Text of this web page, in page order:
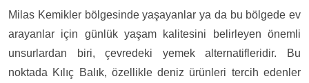
Milas Kemikler bölgesinde yaşayanlar ya da bu bölgede ev
arayanlar için günlük yaşam kalitesini belirleyen önemli
unsurlardan biri, çevredeki yemek alternatifleridir. Bu
noktada Kılıç Balık, özellikle deniz ürünleri tercih edenler